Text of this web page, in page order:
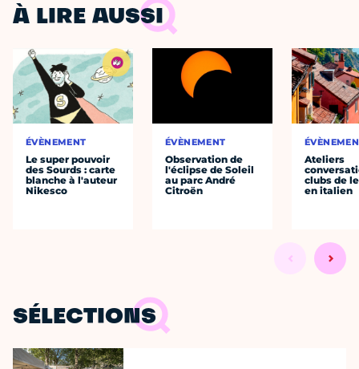
À LIRE AUSSI
ÉVÈNEMENT
Le super pouvoir
des Sourds : carte
blanche à l'auteur
Nikesco
ÉVÈNEMENT
Observation de
l'éclipse de Soleil
au parc André
Citroën
Ateliers
clubs de
en italien
SÉLECTIONS